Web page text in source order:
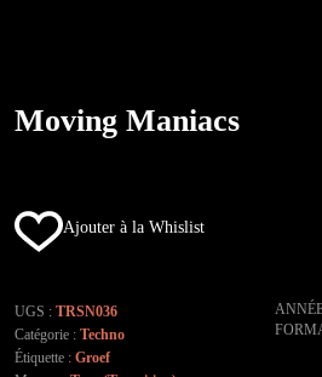
Moving Maniacs
Ajouter à la Whislist
UGS : TRSN036
Catégorie : Techno
Étiquette : Groef